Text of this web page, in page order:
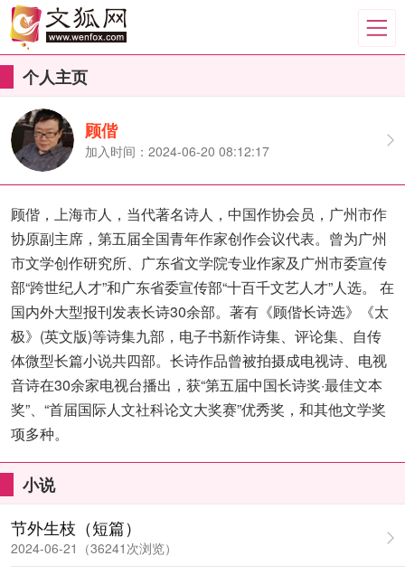
个人主页
顾偕
加入时间：2024-06-20 08:12:17
顾偕，上海市人，当代著名诗人，中国作协会员，广州市作
协原副主席，第五届全国青年作家创作会议代表。曾为广州
市文学创作研究所、广东省文学院专业作家及广州市委宣传
部“跨世纪人才”和广东省委宣传部“十百千文艺人才”人选。 在
国内外大型报刊发表长诗30余部。著有《顾偕长诗选》《太
极》(英文版)等诗集九部，电子书新作诗集、评论集、自传
体微型长篇小说共四部。长诗作品曾被拍摄成电视诗、电视
音诗在30余家电视台播出，获“第五届中国长诗奖·最佳文本
奖”、“首届国际人文社科论文大奖赛”优秀奖，和其他文学奖
项多种。
小说
节外生枝（短篇）
2024-06-21（36241次浏览）